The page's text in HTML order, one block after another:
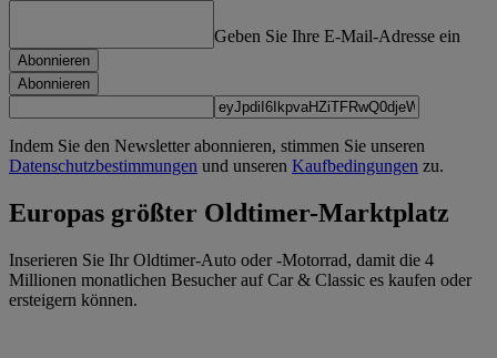
Geben Sie Ihre E-Mail-Adresse ein
Abonnieren
Abonnieren
Indem Sie den Newsletter abonnieren, stimmen Sie unseren
Datenschutzbestimmungen und unseren Kaufbedingungen zu.
Europas größter Oldtimer-Marktplatz
Inserieren Sie Ihr Oldtimer-Auto oder -Motorrad, damit die 4
Millionen monatlichen Besucher auf Car & Classic es kaufen oder
ersteigern können.